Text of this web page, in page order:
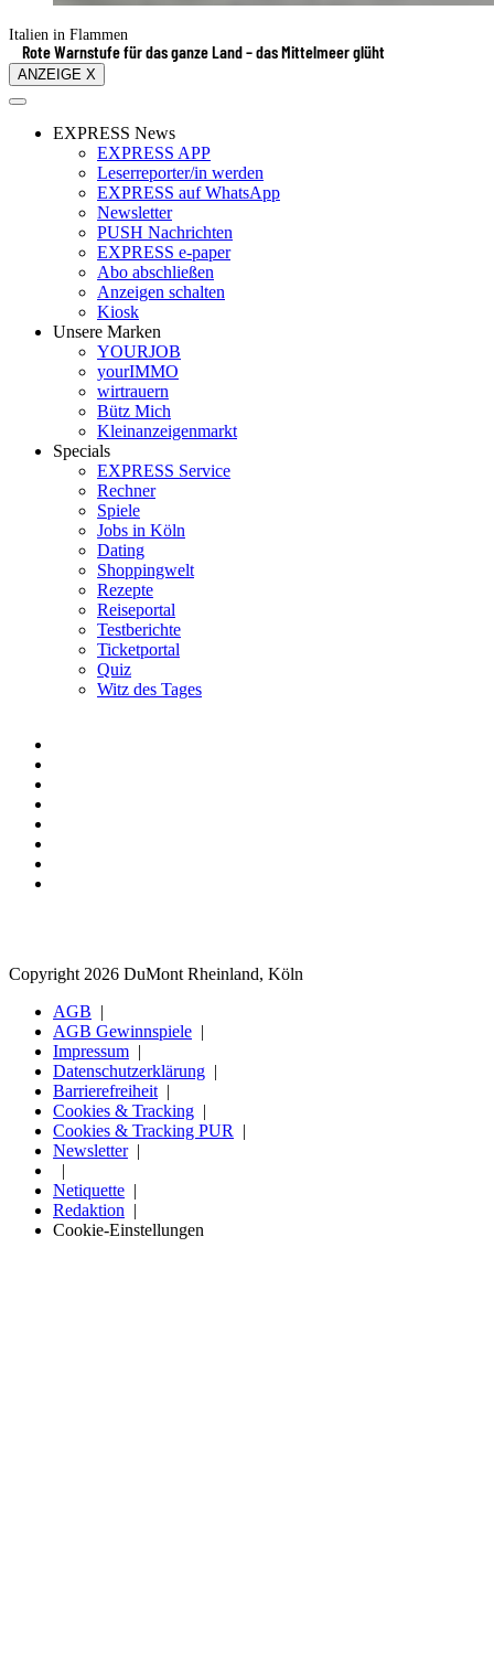
Italien in Flammen
Rote Warnstufe für das ganze Land – das Mittelmeer glüht
ANZEIGE X
EXPRESS News
EXPRESS APP
Leserreporter/in werden
EXPRESS auf WhatsApp
Newsletter
PUSH Nachrichten
EXPRESS e-paper
Abo abschließen
Anzeigen schalten
Kiosk
Unsere Marken
YOURJOB
yourIMMO
wirtrauern
Bütz Mich
Kleinanzeigenmarkt
Specials
EXPRESS Service
Rechner
Spiele
Jobs in Köln
Dating
Shoppingwelt
Rezepte
Reiseportal
Testberichte
Ticketportal
Quiz
Witz des Tages
Copyright 2026 DuMont Rheinland, Köln
AGB
AGB Gewinnspiele
Impressum
Datenschutzerklärung
Barrierefreiheit
Cookies & Tracking
Cookies & Tracking PUR
Newsletter
Netiquette
Redaktion
Cookie-Einstellungen